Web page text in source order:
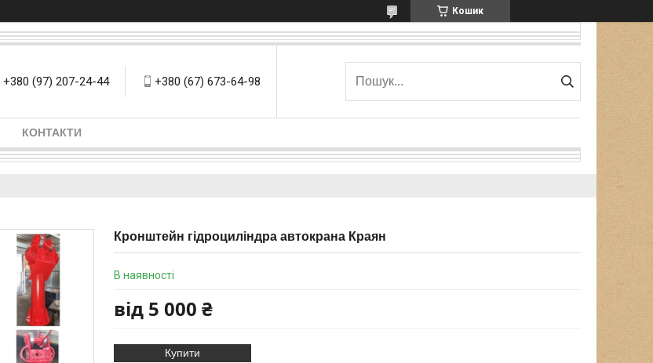
Кошик
+380 (97) 207-24-44 +380 (67) 673-64-98
КОНТАКТИ
Кронштейн гідроциліндра автокрана Краян
В наявності
від 5 000 ₴
Купити